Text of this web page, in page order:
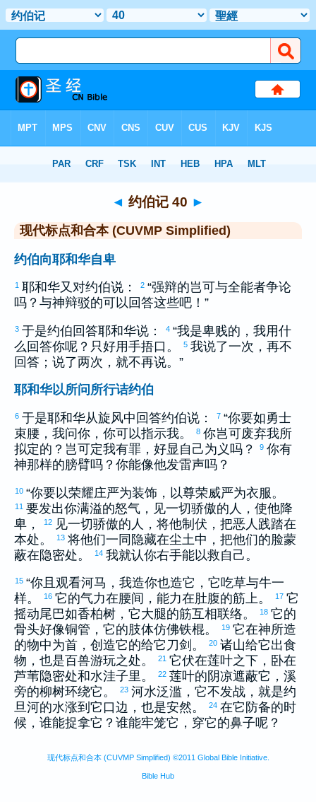
> 约伯记 40
◄ 约伯记 40 ►
现代标点和合本 (CUVMP Simplified)
约伯向耶和华自卑
1 耶和华又对约伯说： 2 “强辩的岂可与全能者争论
吗？与神辩驳的可以回答这些吧！”
3 于是约伯 回答耶和华说： 4 “我是卑贱的，我用什
么回答你呢？只好用手捂口。
5 我说了一次，再不
回答；说了两次，就不再说。”
耶和华以所问所行诘约伯
6 于是耶和华从旋风中回答约伯说： 7 “你要如勇士
束腰，我问你，你可以指示我。
8 你岂可废弃我所
拟定的？岂可定我有罪，好显自己为义吗？
9 你有
神那样的膀臂吗？你能像他发雷声吗？
10 “你要以荣耀庄严为装饰，以尊荣威严为衣服。
11 要发出你满溢的怒气，见一切骄傲的人，使他降
卑，
12 见一切骄傲的人，将他制伏，把恶人践踏在
本处。
13 将他们一同隐藏在尘土中，把他们的脸蒙
蔽在隐密处。
14 我就认你右手能以救自己。
15 “你且观看河马，我造你也造它，它吃草与牛一
样。
16 它的气力在腰间，能力在肚腹的筋上。 17 它
摇动尾巴如香柏树，它大腿的筋互相联络。
18 它的
骨头好像铜管，它的肢体仿佛铁棍。
19 它在神所造
的物中为首，创造它的给它刀剑。
20 诸山给它出食
物，也是百兽游玩之处。
21 它伏在莲叶之下，卧在
芦苇隐密处和水洼子里。
22 莲叶的阴凉遮蔽它，溪
旁的柳树环绕它。
23 河水泛滥，它不发战，就是约
旦河的水涨到它口边，也是安然。 24 在它防备的时
候，谁能捉拿它？谁能牢笼它，穿它的鼻子呢？
现代标点和合本 (CUVMP Simplified) ©2011 Global Bible Initiative.
Bible Hub